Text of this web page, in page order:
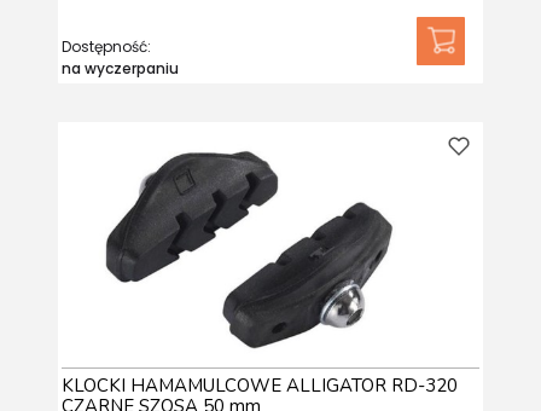
Dostępność:
na wyczerpaniu
KLOCKI HAMAMULCOWE ALLIGATOR RD-320